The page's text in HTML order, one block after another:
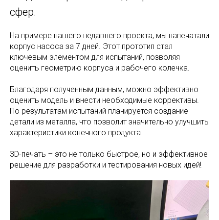
сфер.
На примере нашего недавнего проекта, мы напечатали
корпус насоса за 7 дней. Этот прототип стал
ключевым элементом для испытаний, позволяя
оценить геометрию корпуса и рабочего колечка.
Благодаря полученным данным, можно эффективно
оценить модель и внести необходимые коррективы.
По результатам испытаний планируется создание
детали из металла, что позволит значительно улучшить
характеристики конечного продукта.
3D-печать – это не только быстрое, но и эффективное
решение для разработки и тестирования новых идей!